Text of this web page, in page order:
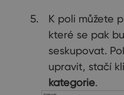
K poli můžete
které se pak
seskupovat.
upravit, stačí
kategorie.